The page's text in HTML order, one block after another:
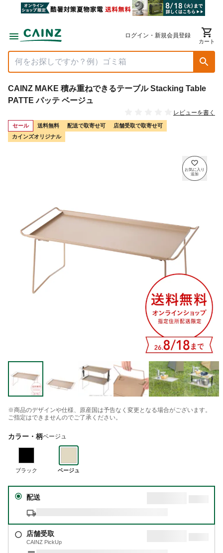
ログイン・新規会員登録
カート
CAINZ MAKE 積み重ねできるテーブル Stacking Table
PATTE パッテ ベージュ
レビューを書く
セール 送料無料 配送で取寄せ可
店舗受取で取寄せ可
カインズオリジナル
※商品のデザインや仕様、原産国は予告なく変更となる場合がございます。
ご指定はできませんのでご了承ください。
カラー・柄ベージュ
ブラック ベージュ
配送
店舗受取
CAINZ PickUp